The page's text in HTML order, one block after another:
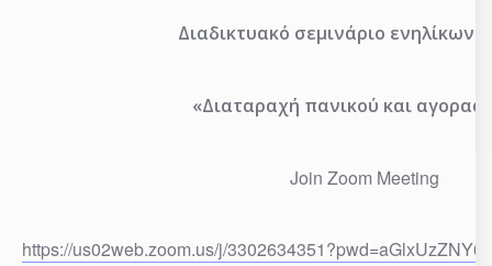
Διαδικτυακό σεμινάριο ενηλίκων
«Διαταραχή πανικού και
Join Zoom Meeting
https://us02web.zoom.us/j/